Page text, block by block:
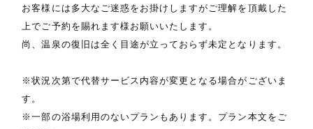
お客様には多大なご迷惑をお掛けしますがご理解を頂戴した
上でご予約を賜れます様お願いいたします。
尚、温泉の復旧は全く目途が立っておらず未定となります。
※状況次第で代替サービス内容が変更となる場合がございま
す。
※一部の浴場利用のないプランもあります。プラン本文をご